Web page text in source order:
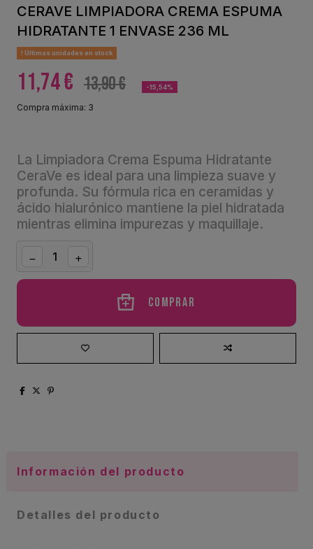
CERAVE LIMPIADORA CREMA ESPUMA
HIDRATANTE 1 ENVASE 236 ML
Últimas unidades en stock
11,74 € 13,90 € -15,54%
Compra máxima: 3
La Limpiadora Crema Espuma Hidratante
CeraVe es ideal para una limpieza suave y
profunda. Su fórmula rica en ceramidas y
ácido hialurónico mantiene la piel hidratada
mientras elimina impurezas y maquillaje.
Comprar
Información del producto
Detalles del producto